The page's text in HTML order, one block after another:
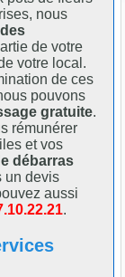
nous
de votre
votre local.
de ces
pouvons
gratuite.
rémunérer
et vos
débarras
un devis
aussi
.